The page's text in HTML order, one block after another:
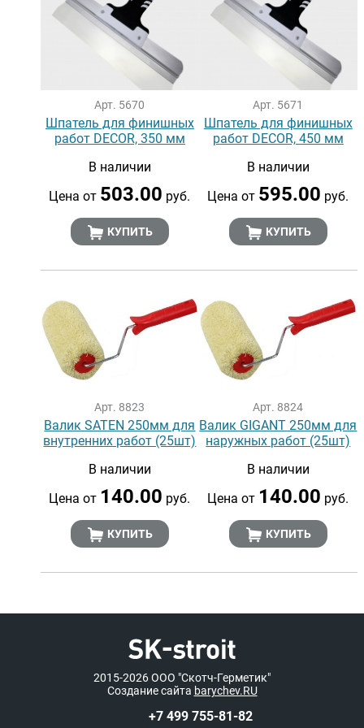
Арт. 5670
Шпатель для финишных
работ DECOR, 350 мм
В наличии
Цена от 503.00 руб.
КУПИТЬ
Арт. 5671
Шпатель для финишных
работ DECOR, 450 мм
В наличии
Цена от 595.00 руб.
КУПИТЬ
Арт. 8823
Валик SATEN 250мм для
внутренних работ (25шт)
В наличии
Цена от 140.00 руб.
КУПИТЬ
Арт. 8824
Валик GIGANT 250мм для
наружных работ (25шт)
В наличии
Цена от 140.00 руб.
КУПИТЬ
2015-2026ООО "Скотч-Герметик"
Создание сайта barychev.RU
+7 499 755-81-82